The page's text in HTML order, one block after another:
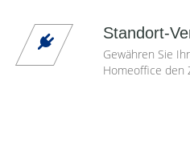
Standort-
Gewähren Sie
Homeoffice den